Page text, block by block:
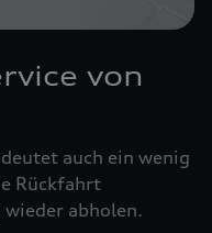
von
auch ein wenig
Rückfahrt
wieder abholen.